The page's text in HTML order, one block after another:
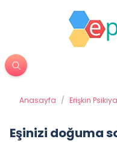
Anasayfa / Erişkin
Eşinizi doğuma